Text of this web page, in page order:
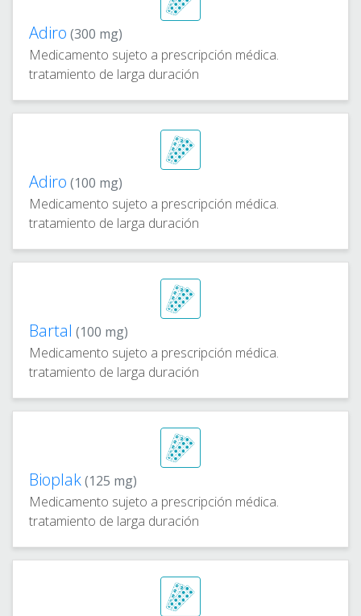
Adiro (300 mg)
Medicamento sujeto a prescripción médica.
tratamiento de larga duración
Adiro (100 mg)
Medicamento sujeto a prescripción médica.
tratamiento de larga duración
Bartal (100 mg)
Medicamento sujeto a prescripción médica.
tratamiento de larga duración
Bioplak(125 mg)
Medicamento sujeto a prescripción médica.
tratamiento de larga duración